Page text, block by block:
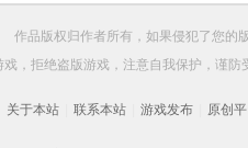
作品版权归作者所有，如果侵犯了您的
戏，拒绝盗版游戏，注意自我保护，谨
关于本站 联系本站 游戏发布 原创